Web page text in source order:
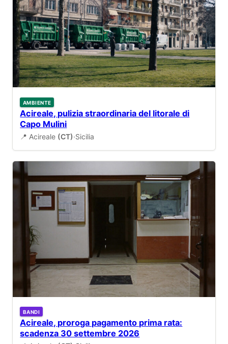
AMBIENTE
Acireale, pulizia straordinaria del litorale di
Capo Mulini
📍 Acireale (CT)·Sicilia
BANDI
Acireale, proroga pagamento prima rata:
scadenza 30 settembre 2026